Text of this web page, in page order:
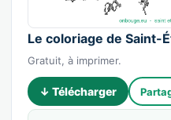
Le coloriage de Saint-
Gratuit, à imprimer.
↓ Télécharger